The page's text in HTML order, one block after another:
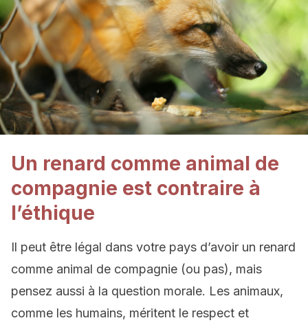
Un renard comme animal de
compagnie est contraire à
l’éthique
Il peut être légal dans votre pays d’avoir un renard
comme animal de compagnie (ou pas), mais
pensez aussi à la question morale. Les animaux,
comme les humains, méritent le respect et